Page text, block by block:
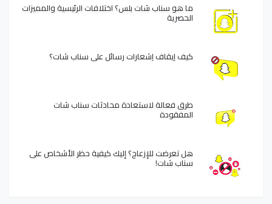
ما هو سناب شات بلس؟ اختلافات الرئيسية والمميزات
الحصرية
كيف إيقاف إشعارات رسائل على سناب شات؟
طرق فعالة لاستعادة محادثات سناب شات
المفقودة
هل تعرضت للإزعاج؟ إليك كيفية حظر الأشخاص على
سناب شات!